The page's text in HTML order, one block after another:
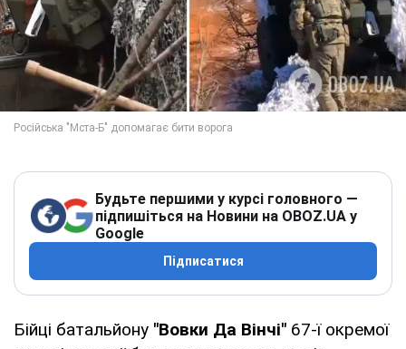
Будьте першими у курсі головного —
підпишіться на Новини на OBOZ.UA у
Google
Підписатися
Бійці батальйону "Вовки Да Вінчі" 67-ї окремої